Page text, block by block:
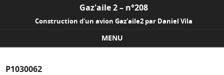
Gaz'aile 2 – n°208
Construction d'un avion Gaz'aile2 par Daniel Vila
MENU
P1030062